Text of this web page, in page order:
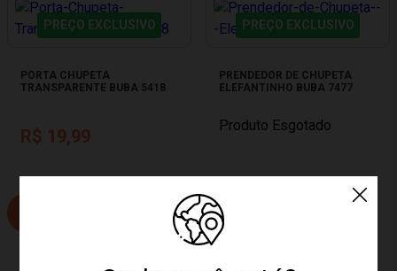
PREÇO EXCLUSIVO
PORTA CHUPETA
TRANSPARENTE BUBA 5418
R$ 19,99
PREÇO EXCLUSIVO
PRENDEDOR DE CHUPETA
ELEFANTINHO BUBA 7477
Produto Esgotado